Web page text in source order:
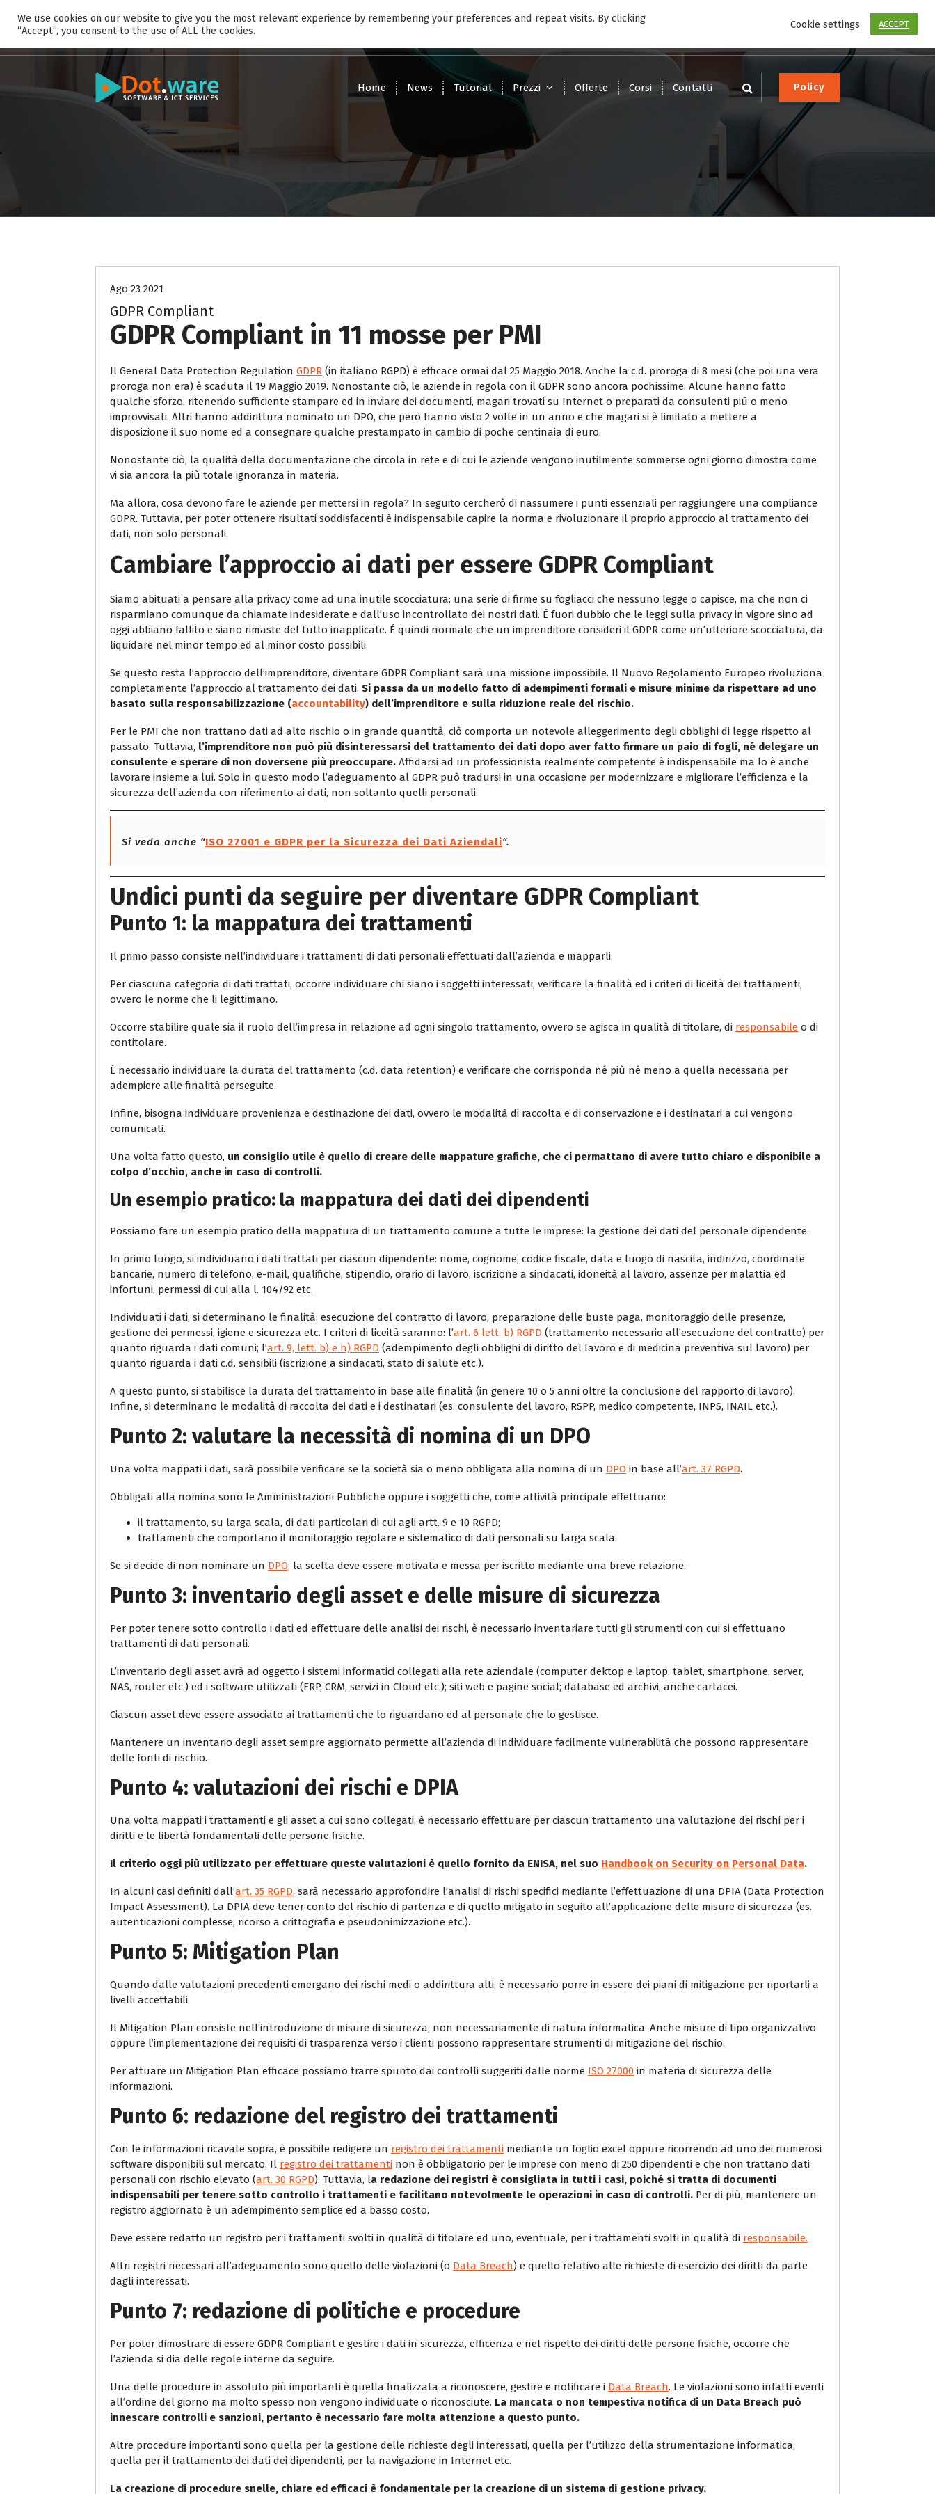
p
9:00 - 17:00 Chiama
Home News Tutorial Prezzi Offerte Corsi Contatti Policy
Ago 23 2021
GDPR Compliant
GDPR Compliant in 11 mosse per PMI
Il General Data Protection Regulation GDPR (in italiano RGPD) è efficace ormai dal 25 Maggio 2018. Anche la c.d. proroga di 8 mesi (che poi una vera
proroga non era) è scaduta il 19 Maggio 2019. Nonostante ciò, le aziende in regola con il GDPR sono ancora pochissime. Alcune hanno fatto
qualche sforzo, ritenendo sufficiente stampare ed in inviare dei documenti, magari trovati su Internet o preparati da consulenti più o meno
improvvisati. Altri hanno addirittura nominato un DPO, che però hanno visto 2 volte in un anno e che magari si è limitato a mettere a
disposizione il suo nome ed a consegnare qualche prestampato in cambio di poche centinaia di euro.
Nonostante ciò, la qualità della documentazione che circola in rete e di cui le aziende vengono inutilmente sommerse ogni giorno dimostra come
vi sia ancora la più totale ignoranza in materia.
Ma allora, cosa devono fare le aziende per mettersi in regola? In seguito cercherò di riassumere i punti essenziali per raggiungere una compliance
GDPR. Tuttavia, per poter ottenere risultati soddisfacenti è indispensabile capire la norma e rivoluzionare il proprio approccio al trattamento dei
dati, non solo personali.
Cambiare l’approccio ai dati per essere GDPR Compliant
Siamo abituati a pensare alla privacy come ad una inutile scocciatura: una serie di firme su fogliacci che nessuno legge o capisce, ma che non ci
risparmiano comunque da chiamate indesiderate e dall’uso incontrollato dei nostri dati. É fuori dubbio che le leggi sulla privacy in vigore sino ad
oggi abbiano fallito e siano rimaste del tutto inapplicate. É quindi normale che un imprenditore consideri il GDPR come un’ulteriore scocciatura, da
liquidare nel minor tempo ed al minor costo possibili.
Se questo resta l’approccio dell’imprenditore, diventare GDPR Compliant sarà una missione impossibile. Il Nuovo Regolamento Europeo rivoluziona
completamente l’approccio al trattamento dei dati. Si passa da un modello fatto di adempimenti formali e misure minime da rispettare ad uno
basato sulla responsabilizzazione (accountability) dell’imprenditore e sulla riduzione reale del rischio.
Per le PMI che non trattano dati ad alto rischio o in grande quantità, ciò comporta un notevole alleggerimento degli obblighi di legge rispetto al
passato. Tuttavia, l’imprenditore non può più disinteressarsi del trattamento dei dati dopo aver fatto firmare un paio di fogli, né delegare un
consulente e sperare di non doversene più preoccupare. Affidarsi ad un professionista realmente competente è indispensabile ma lo è anche
lavorare insieme a lui. Solo in questo modo l’adeguamento al GDPR può tradursi in una occasione per modernizzare e migliorare l’efficienza e la
sicurezza dell’azienda con riferimento ai dati, non soltanto quelli personali.
Si veda anche “ISO 27001 e GDPR per la Sicurezza dei Dati Aziendali“.
Undici punti da seguire per diventare GDPR Compliant
Punto 1: la mappatura dei trattamenti
Il primo passo consiste nell’individuare i trattamenti di dati personali effettuati dall’azienda e mapparli.
Per ciascuna categoria di dati trattati, occorre individuare chi siano i soggetti interessati, verificare la finalità ed i criteri di liceità dei trattamenti,
ovvero le norme che li legittimano.
Occorre stabilire quale sia il ruolo dell’impresa in relazione ad ogni singolo trattamento, ovvero se agisca in qualità di titolare, di responsabile o di
contitolare.
É necessario individuare la durata del trattamento (c.d. data retention) e verificare che corrisponda né più né meno a quella necessaria per
adempiere alle finalità perseguite.
Infine, bisogna individuare provenienza e destinazione dei dati, ovvero le modalità di raccolta e di conservazione e i destinatari a cui vengono
comunicati.
Una volta fatto questo, un consiglio utile è quello di creare delle mappature grafiche, che ci permattano di avere tutto chiaro e disponibile a
colpo d’occhio, anche in caso di controlli.
Un esempio pratico: la mappatura dei dati dei dipendenti
Possiamo fare un esempio pratico della mappatura di un trattamento comune a tutte le imprese: la gestione dei dati del personale dipendente.
In primo luogo, si individuano i dati trattati per ciascun dipendente: nome, cognome, codice fiscale, data e luogo di nascita, indirizzo, coordinate
bancarie, numero di telefono, e-mail, qualifiche, stipendio, orario di lavoro, iscrizione a sindacati, idoneità al lavoro, assenze per malattia ed
infortuni, permessi di cui alla l. 104/92 etc.
Individuati i dati, si determinano le finalità: esecuzione del contratto di lavoro, preparazione delle buste paga, monitoraggio delle presenze,
gestione dei permessi, igiene e sicurezza etc. I criteri di liceità saranno: l’art. 6 lett. b) RGPD (trattamento necessario all’esecuzione del contratto) per
quanto riguarda i dati comuni; l’art. 9, lett. b) e h) RGPD (adempimento degli obblighi di diritto del lavoro e di medicina preventiva sul lavoro) per
quanto riguarda i dati c.d. sensibili (iscrizione a sindacati, stato di salute etc.).
A questo punto, si stabilisce la durata del trattamento in base alle finalità (in genere 10 o 5 anni oltre la conclusione del rapporto di lavoro).
Infine, si determinano le modalità di raccolta dei dati e i destinatari (es. consulente del lavoro, RSPP, medico competente, INPS, INAIL etc.).
Punto 2: valutare la necessità di nomina di un DPO
Una volta mappati i dati, sarà possibile verificare se la società sia o meno obbligata alla nomina di un DPO in base all’art. 37 RGPD.
Obbligati alla nomina sono le Amministrazioni Pubbliche oppure i soggetti che, come attività principale effettuano:
il trattamento, su larga scala, di dati particolari di cui agli artt. 9 e 10 RGPD;
trattamenti che comportano il monitoraggio regolare e sistematico di dati personali su larga scala.
Se si decide di non nominare un DPO, la scelta deve essere motivata e messa per iscritto mediante una breve relazione.
Punto 3: inventario degli asset e delle misure di sicurezza
Per poter tenere sotto controllo i dati ed effettuare delle analisi dei rischi, è necessario inventariare tutti gli strumenti con cui si effettuano
trattamenti di dati personali.
L’inventario degli asset avrà ad oggetto i sistemi informatici collegati alla rete aziendale (computer dektop e laptop, tablet, smartphone, server,
NAS, router etc.) ed i software utilizzati (ERP, CRM, servizi in Cloud etc.); siti web e pagine social; database ed archivi, anche cartacei.
Ciascun asset deve essere associato ai trattamenti che lo riguardano ed al personale che lo gestisce.
Mantenere un inventario degli asset sempre aggiornato permette all’azienda di individuare facilmente vulnerabilità che possono rappresentare
delle fonti di rischio.
Punto 4: valutazioni dei rischi e DPIA
Una volta mappati i trattamenti e gli asset a cui sono collegati, è necessario effettuare per ciascun trattamento una valutazione dei rischi per i
diritti e le libertà fondamentali delle persone fisiche.
Il criterio oggi più utilizzato per effettuare queste valutazioni è quello fornito da ENISA, nel suo Handbook on Security on Personal Data.
In alcuni casi definiti dall’art. 35 RGPD, sarà necessario approfondire l’analisi di rischi specifici mediante l’effettuazione di una DPIA (Data Protection
Impact Assessment). La DPIA deve tener conto del rischio di partenza e di quello mitigato in seguito all’applicazione delle misure di sicurezza (es.
autenticazioni complesse, ricorso a crittografia e pseudonimizzazione etc.).
Punto 5: Mitigation Plan
Quando dalle valutazioni precedenti emergano dei rischi medi o addirittura alti, è necessario porre in essere dei piani di mitigazione per riportarli a
livelli accettabili.
Il Mitigation Plan consiste nell’introduzione di misure di sicurezza, non necessariamente di natura informatica. Anche misure di tipo organizzativo
oppure l’implementazione dei requisiti di trasparenza verso i clienti possono rappresentare strumenti di mitigazione del rischio.
Per attuare un Mitigation Plan efficace possiamo trarre spunto dai controlli suggeriti dalle norme ISO 27000 in materia di sicurezza delle
informazioni.
Punto 6: redazione del registro dei trattamenti
Con le informazioni ricavate sopra, è possibile redigere un registro dei trattamenti mediante un foglio excel oppure ricorrendo ad uno dei numerosi
software disponibili sul mercato. Il registro dei trattamenti non è obbligatorio per le imprese con meno di 250 dipendenti e che non trattano dati
personali con rischio elevato (art. 30 RGPD). Tuttavia, la redazione dei registri è consigliata in tutti i casi, poiché si tratta di documenti
indispensabili per tenere sotto controllo i trattamenti e facilitano notevolmente le operazioni in caso di controlli. Per di più, mantenere un
registro aggiornato è un adempimento semplice ed a basso costo.
Deve essere redatto un registro per i trattamenti svolti in qualità di titolare ed uno, eventuale, per i trattamenti svolti in qualità di responsabile.
Altri registri necessari all’adeguamento sono quello delle violazioni (o Data Breach) e quello relativo alle richieste di esercizio dei diritti da parte
dagli interessati.
Punto 7: redazione di politiche e procedure
Per poter dimostrare di essere GDPR Compliant e gestire i dati in sicurezza, efficenza e nel rispetto dei diritti delle persone fisiche, occorre che
l’azienda si dia delle regole interne da seguire.
Una delle procedure in assoluto più importanti è quella finalizzata a riconoscere, gestire e notificare i Data Breach. Le violazioni sono infatti eventi
all’ordine del giorno ma molto spesso non vengono individuate o riconosciute. La mancata o non tempestiva notifica di un Data Breach può
innescare controlli e sanzioni, pertanto è necessario fare molta attenzione a questo punto.
Altre procedure importanti sono quella per la gestione delle richieste degli interessati, quella per l’utilizzo della strumentazione informatica,
quella per il trattamento dei dati dei dipendenti, per la navigazione in Internet etc.
La creazione di procedure snelle, chiare ed efficaci è fondamentale per la creazione di un sistema di gestione privacy.
We use cookies on our website to give you the most relevant experience by remembering your preferences and repeat visits. By clicking
“Accept”, you consent to the use of ALL the cookies.
Cookie settings ACCEPT